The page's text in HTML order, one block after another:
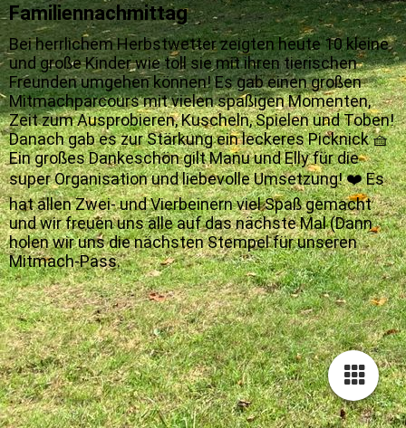
Familiennachmittag
Bei herrlichem Herbstwetter zeigten heute 10 kleine
und große Kinder wie toll sie mit ihren tierischen
Freunden umgehen können! Es gab einen großen
Mitmachparcours mit vielen spaßigen Momenten,
Zeit zum Ausprobieren, Kuscheln, Spielen und Toben!
Danach gab es zur Stärkung ein leckeres Picknick 🧺
Ein großes Dankeschön gilt Manu und Elly für die
super Organisation und liebevolle Umsetzung! ❤️ Es
hat allen Zwei- und Vierbeinern viel Spaß gemacht
und wir freuen uns alle auf das nächste Mal (Dann
holen wir uns die nächsten Stempel für unseren
Mitmach-Pass.